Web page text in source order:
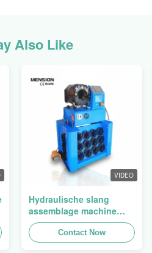
Also Like
VIDEO
Hydraulische slang
assemblage machine
slang crimping machine
slang pers Finn Power
Swager
Contact Now